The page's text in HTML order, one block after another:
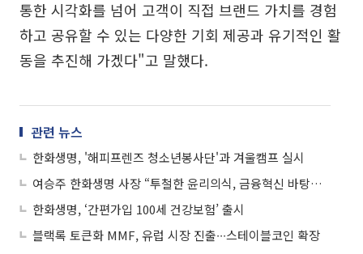
통한 시각화를 넘어 고객이 직접 브랜드 가치를 경험
하고 공유할 수 있는 다양한 기회 제공과 유기적인 활
동을 추진해 가겠다"고 말했다.
관련 뉴스
한화생명, '해피프렌즈 청소년봉사단'과 겨울캠프 실시
여승주 한화생명 사장 “투철한 윤리의식, 금융혁신 바탕돼야“
한화생명, ‘간편가입 100세 건강보험’ 출시
블랙록 토큰화 MMF, 유럽 시장 진출∙∙∙스테이블코인 확장